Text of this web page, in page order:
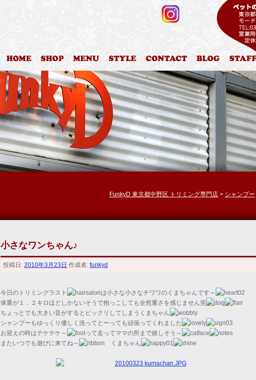
HOME 店舗案内 料金表 カットスタイル お問合わせ ブログ
FunkyD 東京都中野区 トリミング専門店 > シャンプー
小さなワンちゃん♪
投稿日: 2010年3月23日 作成者: funkyd
今日のトリミングラスト
は小さな小さなチワワのくまちゃんです～
体重が１．２キロほどしかないそうで抱っこしても全然重さを感じません笑
ちょっとでも大きい音がするとビックリしてしまうくまちゃん
シャンプーもゆっくり優しく洗ってとーっても頑張ってくれました
お迎えの時はテケテケ～
って走ってママの所まで嬉しそう～
またいつでも遊びに来てね～
くまちゃん